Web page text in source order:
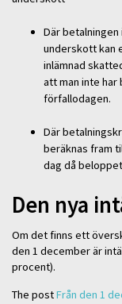
Där
underskott kan
inlämnad
att man inte har
förfallodagen.
Där
beräknas fram
dag då
Den nya
Om det finns ett
den 1 december är
procent).
The postFrån den 1